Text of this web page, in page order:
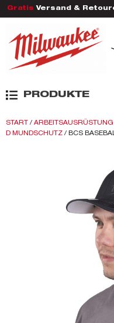
Gratis Versand &
PRODUKTE
START /
D MUNDSCHUTZ / BCS